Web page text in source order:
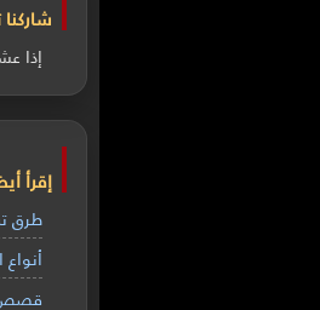
إذا
إقرأ
طرق
قصص